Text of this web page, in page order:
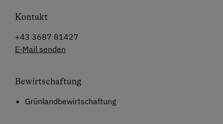
Kontakt
+43 3687 81427
E-Mail senden
Bewirtschaftung
Grünlandbewirtschaftung